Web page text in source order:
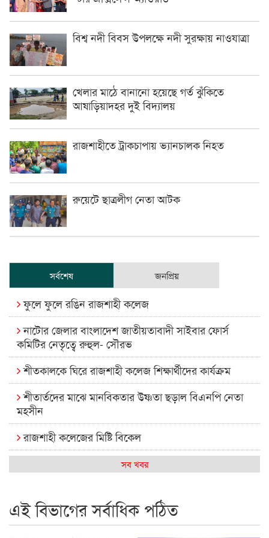
বিশ্ব নদী বিবস উপলক্ষে নদী সুরক্ষায় নাওযাত্রা
খেলার মাঠে বানানো হয়েছে গর্ত ঝুঁকিতে
আষাড়িয়াদহর দুই বিদ্যালয়
রাজশাহীতে ট্রাকচাপায় ভ্যানচালক নিহত
রুয়েটে ছাত্রলীগ নেতা আটক
সর্বশেষ জনপ্রিয়
ফুলে ফুলে রঙিন রাজশাহী কলেজ
নাটোর জেলার বাংলাদেশ জাতীয়তাবাদী সাইবার ফোর্স
কমিটির নেতৃত্বে রুহুল- সৌরভ
শীতকালকে ঘিরে রাজশাহী কলেজ শিক্ষার্থীদের কার্যক্রম
শীতার্তদের মাঝে মানবিকতার উষ্ণতা ছড়াল বিএনপি নেতা
মহসীন
রাজশাহী কলেজের মিষ্টি বিকেল
কেমন আছে আমাদের দেশের মধ্যবিত্তরা
রাজশাইন একাডেমির ফল প্রকাশ ও পুরস্কার বিতরণ
সব খবর
এই বিভাগের সর্বাধিক পঠিত